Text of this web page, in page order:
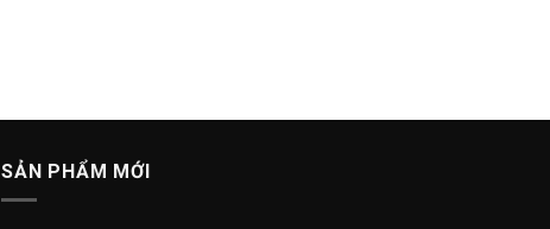
SẢN PHẨM MỚI